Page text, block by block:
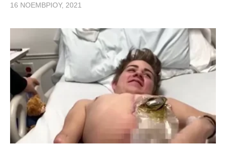
16 ΝΟΕΜΒΡΊΟΥ, 2021